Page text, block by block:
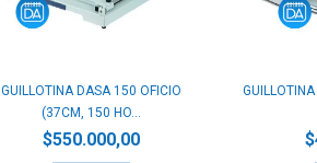
GUILLOTINA DASA 150 OFICIO
(37CM, 150 HO...
$550.000,00